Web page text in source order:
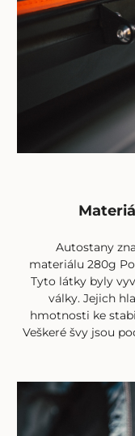
Autostany
materiálu 280g
Tyto látky byly
války. Jejich
hmotnosti ke
Veškeré švy jsou